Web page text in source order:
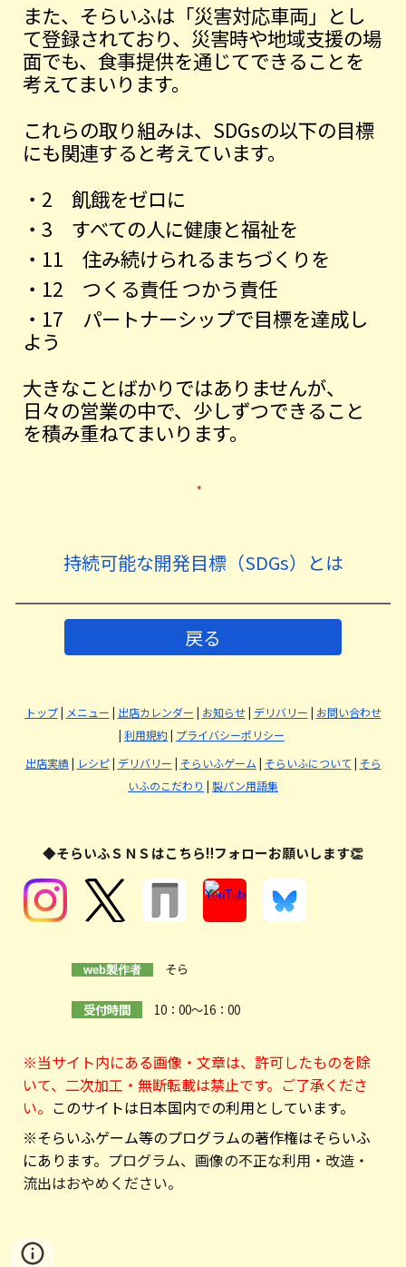
また、そらいふは「災害対応車両」とし
て登録されており、災害時や地域支援の場
面でも、食事提供を通じてできることを
考えてまいります。
これらの取り組みは、SDGsの以下の目標
にも関連すると考えています。
・2 飢餓をゼロに
・3 すべての人に健康と福祉を
・11 住み続けられるまちづくりを
・12 つくる責任 つかう責任
・17 パートナーシップで目標を達成し
よう
大きなことばかりではありませんが、
日々の営業の中で、少しずつできること
を積み重ねてまいります。
持続可能な開発目標（SDGs）とは
戻る
トップ| メニュー | 出店カレンダー | お知らせ| デリバリー | お問い合わせ
| 利用規約| プライバシーポリシー
出店実績 | レシピ| デリバリー | そらいふゲーム | そらいふについて | そら
いふのこだわり | 製パン用語集
◆そらいふＳＮＳはこちら‼️フォローお願いします👏
web製作者 そら
受付時間 10：00～16：00
※当サイト内にある画像・文章は、許可したものを除
いて、二次加工・無断転載は禁止です。ご了承くださ
い。 このサイトは日本国内での利用としています。
※そらいふゲーム等のプログラムの著作権はそらいふ
にあります。 プログラム、画像の不正な利用・改造・
流出はおやめください。